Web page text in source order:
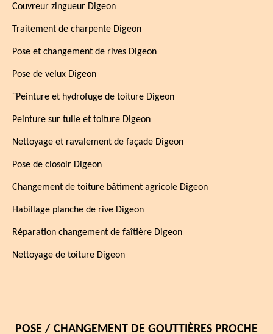
Couvreur zingueur Digeon
Traitement de charpente Digeon
Pose et changement de rives Digeon
Pose de velux Digeon
¨Peinture et hydrofuge de toiture Digeon
Peinture sur tuile et toiture Digeon
Nettoyage et ravalement de façade Digeon
Pose de closoir Digeon
Changement de toiture bâtiment agricole Digeon
Habillage planche de rive Digeon
Réparation changement de faîtière Digeon
Nettoyage de toiture Digeon
POSE / CHANGEMENT DE GOUTTIÈRES PROCHE